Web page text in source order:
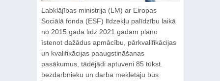
Labklājības ministrija (LM) ar Eiropas
Sociālā fonda (ESF) līdzekļu palīdzību laikā
no 2015.gada līdz 2021.gadam plāno
īstenot dažādus apmācību, pārkvalifikācijas
un kvalifikācijas paaugstināšanas
pasākumus, tādējādi aptuveni 85 tūkst.
bezdarbnieku un darba meklētāju būs